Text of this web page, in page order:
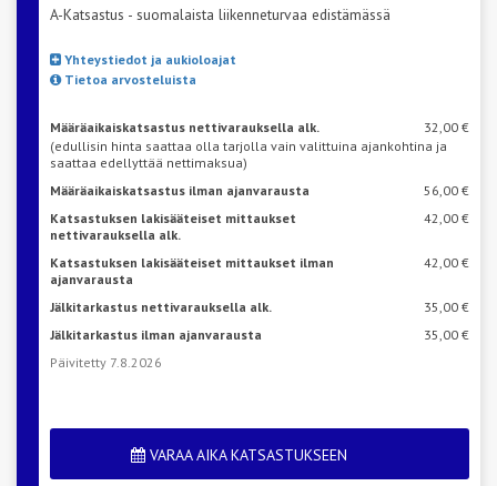
A-Katsastus - suomalaista liikenneturvaa edistämässä
Yhteystiedot ja aukioloajat
Tietoa arvosteluista
Määräaikaiskatsastus nettivarauksella alk.
32,00 €
(edullisin hinta saattaa olla tarjolla vain valittuina ajankohtina ja
saattaa edellyttää nettimaksua)
Määräaikaiskatsastus ilman ajanvarausta
56,00 €
Katsastuksen lakisääteiset mittaukset
nettivarauksella alk.
42,00 €
Katsastuksen lakisääteiset mittaukset ilman
ajanvarausta
42,00 €
Jälkitarkastus nettivarauksella alk.
35,00 €
Jälkitarkastus ilman ajanvarausta
35,00 €
Päivitetty 7.8.2026
VARAA AIKA KATSASTUKSEEN